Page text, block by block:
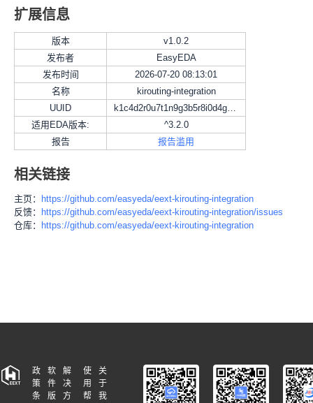
扩展信息
版本 v1.0.2
发布者
EasyEDA
发布时间
2026-07-20 08:13:01
名称
kirouting-integration
UUID
k1c4d2r0u7t1n9g3b5r8i0d4g6e2p2v2
适用EDA版本:
^3.2.0
报告
报告滥用
相关链接
主页：
https://github.com/easyeda/eext-kirouting-integration
反馈：
https://github.com/easyeda/eext-kirouting-integration/issues
仓库：
https://github.com/easyeda/eext-kirouting-integration
政
策
条
软
件
版
解
决
方
使
用
帮
关
于
我